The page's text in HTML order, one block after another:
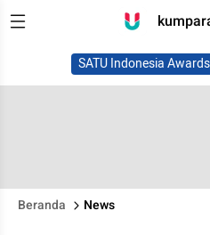
SATU Indonesia Awards
Beranda News